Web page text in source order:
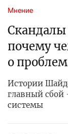
Мнение
Скандалы
почему
о
Истории
главный сбой
системы